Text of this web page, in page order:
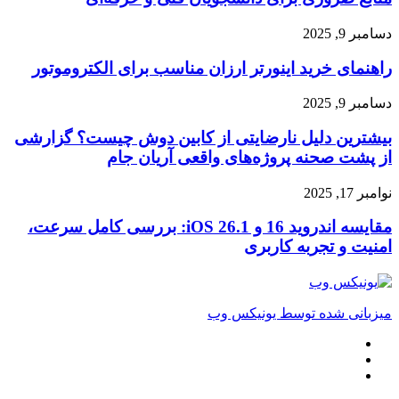
رشته
مهندسی
کامپیوتر
منابع
ضروری
برای
فنی
و
راهنمای
اینورتر
ارزان
مناسب
الکتروموتور
دسامبر 9, 2025
راهنمای خرید اینورتر ارزان مناسب برای الکتروموتور
بیشترین
نارضایتی
از
کابین
دوش
چیست؟
گزارشی
از
پشت
صحنه
پروژه‌های
واقعی
آریان
دسامبر 9, 2025
بیشترین دلیل نارضایتی از کابین دوش چیست؟ گزارشی
از پشت صحنه پروژه‌های واقعی آریان جام
مقایسه
16
و
iOS
بررسی
کامل
سرعت،
امنیت
تجربه
نوامبر 17, 2025
مقایسه اندروید 16 و iOS 26.1: بررسی کامل سرعت،
امنیت و تجربه کاربری
میزبانی شده توسط یونیکس وب